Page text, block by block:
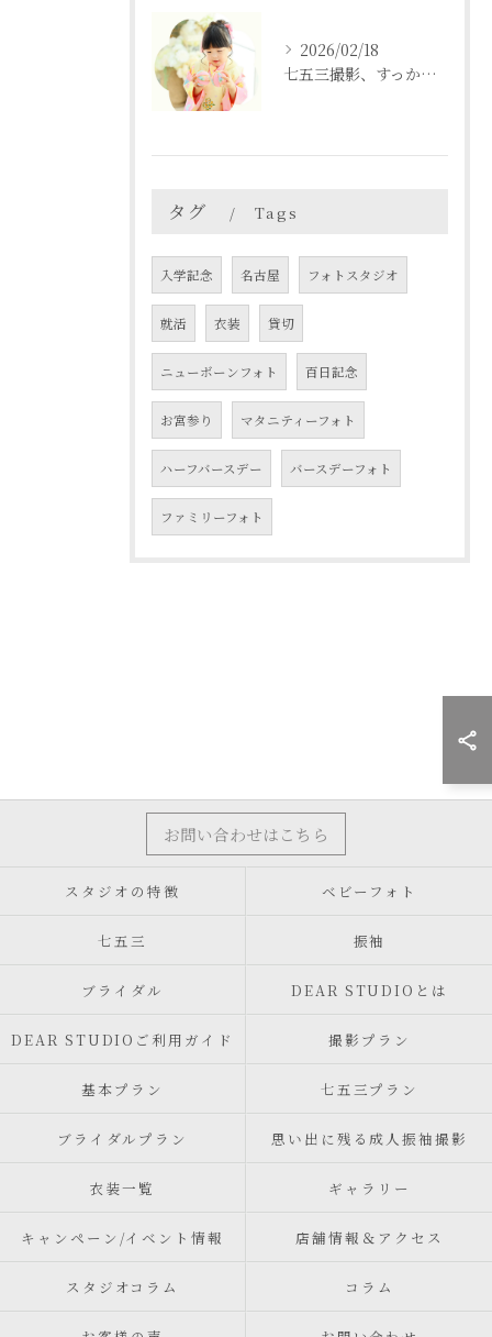
2026/02/18
七五三撮影、すっかり忘れてた💦という方も
タグ Tags
入学記念 名古屋 フォトスタジオ
就活 衣装 貸切
ニューボーンフォト 百日記念
お宮参り マタニティーフォト
ハーフバースデー バースデーフォト
ファミリーフォト
お問い合わせはこちら
スタジオの特徴 ベビーフォト
七五三 振袖
ブライダル DEAR STUDIOとは
DEAR STUDIOご利用ガイド 撮影プラン
基本プラン 七五三プラン
ブライダルプラン 思い出に残る成人振袖撮影
衣装一覧 ギャラリー
キャンペーン/イベント情報 店舗情報＆アクセス
スタジオコラム コラム